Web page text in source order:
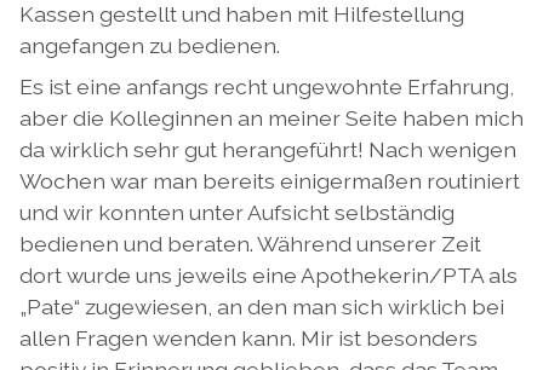
Kassen gestellt und haben mit Hilfestellung
angefangen zu bedienen.
Es ist eine anfangs recht ungewohnte Erfahrung,
aber die Kolleginnen an meiner Seite haben mich
da wirklich sehr gut herangeführt! Nach wenigen
Wochen war man bereits einigermaßen routiniert
und wir konnten unter Aufsicht selbständig
bedienen und beraten. Während unserer Zeit
dort wurde uns jeweils eine Apothekerin/PTA als
„Pate“ zugewiesen, an den man sich wirklich bei
allen Fragen wenden kann. Mir ist besonders